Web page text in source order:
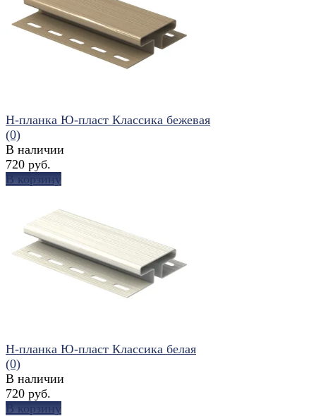
избранное сравнить
избранное сравнить
H-планка Ю-пласт Классика бежевая
(0)
В наличии
720 руб.
В корзину
H-планка Ю-пласт Классика белая
(0)
В наличии
720 руб.
В корзину